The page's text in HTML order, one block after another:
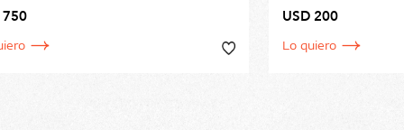
750 USD 200
Lo quiero